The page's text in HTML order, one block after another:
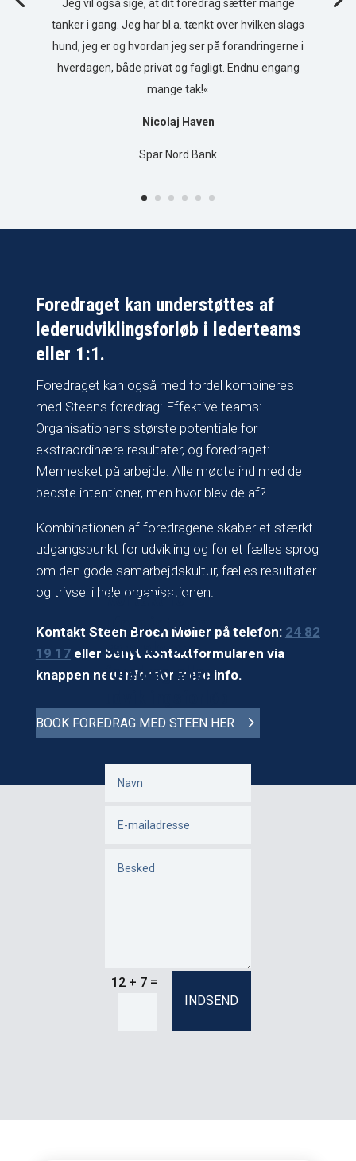
Jeg vil også sige, at dit foredrag sætter mange
tanker i gang. Jeg har bl.a. tænkt over hvilken slags
hund, jeg er og hvordan jeg ser på forandringerne i
hverdagen, både privat og fagligt. Endnu engang
mange tak!«
Nicolaj Haven
Spar Nord Bank
Foredraget kan understøttes af
lederudviklingsforløb i lederteams
eller 1:1.
Foredraget kan også med fordel kombineres
med Steens foredrag: Effektive teams:
Organisationens største potentiale for
ekstraordinære resultater, og foredraget:
Mennesket på arbejde: Alle mødte ind med de
bedste intentioner, men hvor blev de af?
Kombinationen af foredragene skaber et stærkt
udgangspunkt for udvikling og for et fælles sprog
om den gode samarbejdskultur, fælles resultater
og trivsel i hele organisationen.
Kontakt Steen Broen Møller på telefon: 24 82
19 17eller benyt kontaktformularen via
knappen nedenfor for mere info.
BOOK FOREDRAG MED STEEN HER
SIRIUS UNITY
Kontakt for
uforpligtende
samtale om
foredrag eller
12 + 7=
INDSEND